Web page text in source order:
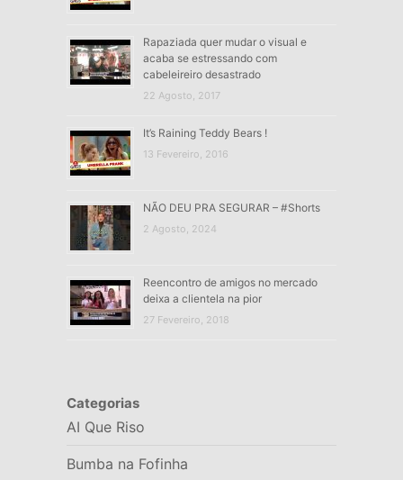
Rapaziada quer mudar o visual e
acaba se estressando com
cabeleireiro desastrado
22 Agosto, 2017
It’s Raining Teddy Bears !
13 Fevereiro, 2016
NÃO DEU PRA SEGURAR – #Shorts
2 Agosto, 2024
Reencontro de amigos no mercado
deixa a clientela na pior
27 Fevereiro, 2018
Categorias
AI Que Riso
Bumba na Fofinha